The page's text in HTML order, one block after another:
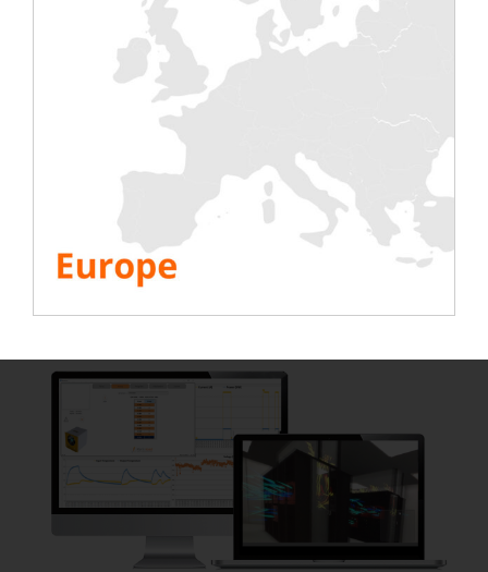
Podłączony bank obciążeń,
który sprawi, że Twoje testy
będą inteligentne
Podłączony bank obciążenia w szafie rack o mocy
7kW ma podwójne zasilanie i posiada deltę T°
odpowiadającą serwerom komputerowym.
BANK OBCIĄŻEŃ MONTOWANY NA STOJAKU